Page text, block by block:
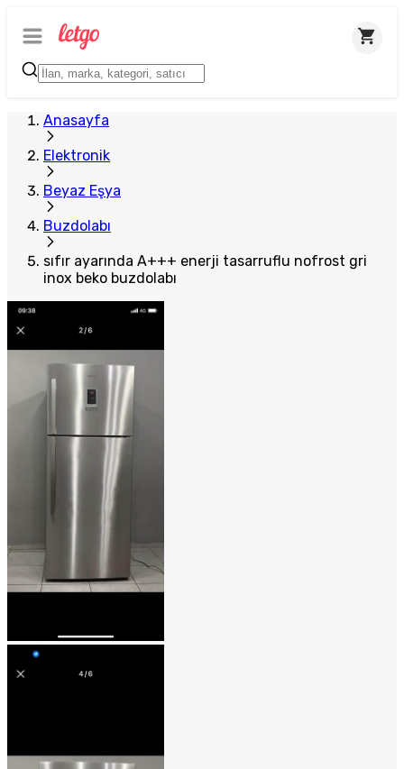
Anasayfa
Elektronik
Beyaz Eşya
Buzdolabı
sıfır ayarında A+++ enerji tasarruflu nofrost gri
inox beko buzdolabı